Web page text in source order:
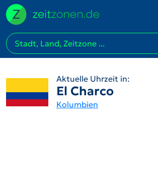
Aktuelle Uhrzeit in:
El Charco
Kolumbien